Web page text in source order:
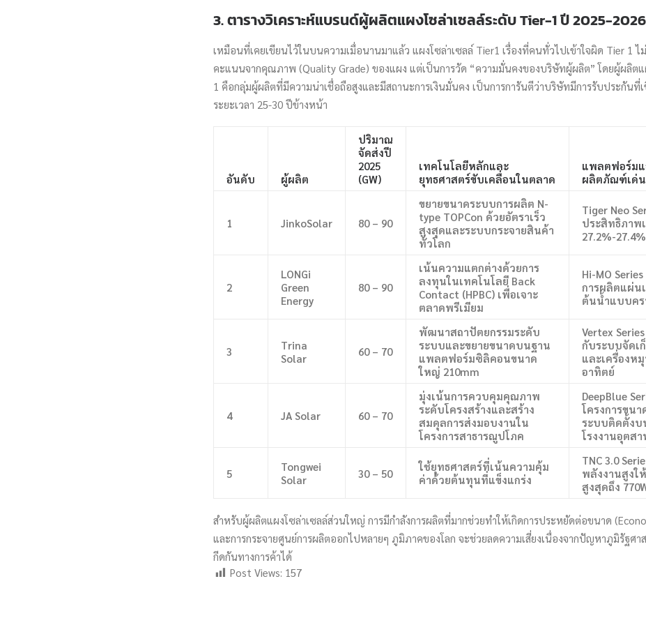
3. ตารางวิเคราะห์แบรนด์ผู้ผลิตแผงโซล่าเซลล์ระดับ Tier-1 ปี 2025-2026
เหมือนที่เคยเขียนไว้ในบนความเมื่อนานมาแล้ว แผงโซล่าเซลล์ Tier1 เรื่องที่คนทั่วไปเข้าใจผิด Tier 1 ไ
คะแนนจากคุณภาพ (Quality Grade) ของแผง แต่เป็นการวัด “ความมั่นคงของบริษัทผู้ผลิต” โดยผู้ผลิตแ
1 คือกลุ่มผู้ผลิตที่มีความน่าเชื่อถือสูงและมีสถานะการเงินมั่นคง เป็นการการันตีว่าบริษัทมีการรับประกันที่
ระยะเวลา 25-30 ปีข้างหน้า
อันดับ ผู้ผลิต
ปริมาณ
จัดส่งปี
2025
(GW)
เทคโนโลยีหลักและ
ยุทธศาสตร์ขับเคลื่อนในตลาด
แพลตฟอร์มแ
ผลิตภัณฑ์เด่น
1 JinkoSolar 80 – 90
ขยายขนาดระบบการผลิต N-
type TOPCon ด้วยอัตราเร็ว
สูงสุดและระบบกระจายสินค้า
ทั่วโลก
Tiger Neo
ประสิทธิภาพ
27.2%-27.4%
2
LONGi
Green
Energy
80 – 90
เน้นความแตกต่างด้วยการ
ลงทุนในเทคโนโลยี Back
Contact (HPBC) เพื่อเจาะ
ตลาดพรีเมียม
Hi-MO
การผลิตแผ่น
ต้นน้ำแบบคร
3
Trina
Solar
60 – 70
พัฒนาสถาปัตยกรรมระดับ
ระบบและขยายขนาดบนฐาน
แพลตฟอร์มซิลิคอนขนาด
ใหญ่ 210mm
Vertex
กับระบบจัดเ
และเครื่องห
อาทิตย์
4 JA Solar 60 – 70
มุ่งเน้นการควบคุมคุณภาพ
ระดับโครงสร้างและสร้าง
สมดุลการส่งมอบงานใน
โครงการสาธารณูปโภค
DeepBlue
โครงการขน
ระบบติดตั้งบ
โรงงานอุตสา
5
Tongwei
Solar
30 – 50
ใช้ยุทธศาสตร์ที่เน้นความคุ้ม
ค่าด้วยต้นทุนที่แข็งแกร่ง
TNC 3.0
พลังงานสูงใ
สูงสุดถึง
สำหรับผู้ผลิตแผงโซล่าเซลล์ส่วนใหญ่ การมีกำลังการผลิตที่มากช่วยทำให้เกิดการประหยัดต่อขนาด
และการกระจายศูนย์การผลิตออกไปหลายๆ ภูมิภาคของโลก จะช่วยลดความเสี่ยงเนื่องจากปัญหาภูมิรัฐศา
กีดกันทางการค้าได้
Post Views: 157